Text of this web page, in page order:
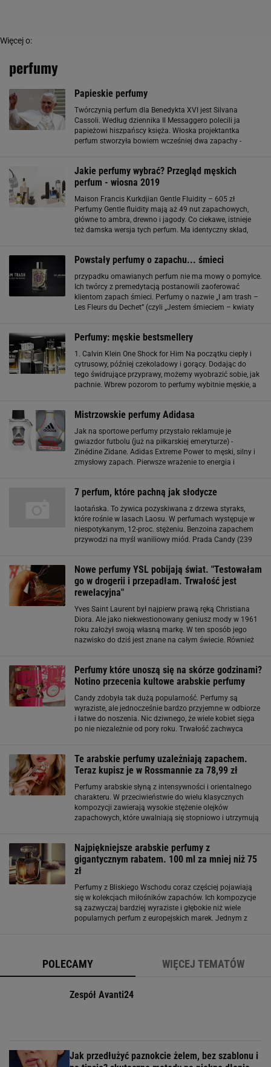
Więcej o:
perfumy
Papieskie perfumy
Twórczynią perfum dla Benedykta XVI jest Silvana
Cassoli. Według dziennika Il Messaggero polecili ja
papieżowi hiszpańscy księża. Włoska projektantka
perfum stworzyła bowiem wcześniej dwa zapachy -
Jakie perfumy wybrać? Przegląd męskich
perfum - wiosna 2019
Maison Francis Kurkdjian Gentle Fluidity – 605 zł
Perfumy Gentle fluidity mają aż 49 nut zapachowych,
główne to ambra, drewno i jagody. Co ciekawe, istnieje
też damska wersja tych perfum. Ma identyczny skład,
Powstały perfumy o zapachu... śmieci
przypadku omawianych perfum nie ma mowy o pomyłce.
Ich twórcy z premedytacją postanowili zaoferować
klientom zapach śmieci. Perfumy o nazwie „I am trash –
Les Fleurs du Dechet” (czyli „Jestem śmieciem – kwiaty
Perfumy: męskie bestsmellery
1. Calvin Klein One Shock for Him Na początku ciepły i
cytrusowy, później czekoladowy i gorący. Dodając do
tego świdrujące przyprawy, możemy wyobrazić sobie, jak
pachnie. Wbrew pozorom to perfumy wybitnie męskie, a
Mistrzowskie perfumy Adidasa
Jak na sportowe perfumy przystało reklamuje je
gwiazdor futbolu (już na piłkarskiej emeryturze) -
Zinédine Zidane. Adidas Extreme Power to męski, silny i
zmysłowy zapach. Pierwsze wrażenie to energia i
7 perfum, które pachną jak słodycze
laotańska. To żywica pozyskiwana z drzewa styraks,
które rośnie w lasach Laosu. W perfumach występuje w
niespotykanym, 12-proc. stężeniu. Benzoina zapachem
przywodzi na myśl waniliowy miód. Prada Candy (239
Nowe perfumy YSL pobijają świat. "Testowałam
go w drogerii i przepadłam. Trwałość jest
rewelacyjna"
Yves Saint Laurent był najpierw prawą ręką Christiana
Diora. Ale jako niekwestionowany geniusz mody w 1961
roku założył swoją własną markę. W ten sposób jego
nazwisko do dziś jest znane na całym świecie. Również
Perfumy które unoszą się na skórze godzinami?
Notino przecenia kultowe arabskie perfumy
Candy zdobyła tak dużą popularność. Perfumy są
wyraziste, ale jednocześnie bardzo przyjemne w odbiorze
i łatwe do noszenia. Nic dziwnego, że wiele kobiet sięga
po nie niezależnie od pory roku. Trwałość zachwyca
Te arabskie perfumy uzależniają zapachem.
Teraz kupisz je w Rossmannie za 78,99 zł
Perfumy arabskie słyną z intensywności i orientalnego
charakteru. W przeciwieństwie do wielu klasycznych
kompozycji zawierają wysokie stężenie olejków
zapachowych, które uwalniają się stopniowo i utrzymują
Najpiękniejsze arabskie perfumy z
gigantycznym rabatem. 100 ml za mniej niż 75
zł
Perfumy z Bliskiego Wschodu coraz częściej pojawiają
się w kolekcjach miłośników zapachów. Ich kompozycje
są zazwyczaj bardziej wyraziste i głębokie niż wiele
popularnych perfum z europejskich marek. Jednym z
POLECAMY WIĘCEJ TEMATÓW
Zespół Avanti24
Jak przedłużyć paznokcie żelem, bez szablonu i